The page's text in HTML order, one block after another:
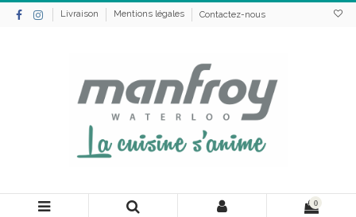
Livraison Mentions légales Contactez-nous
0